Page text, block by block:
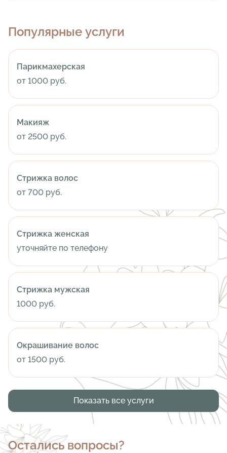
Популярные услуги
Парикмахерская
от 1000 руб.
Макияж
от 2500 руб.
Стрижка волос
от 700 руб.
Стрижка женская
уточняйте по телефону
Стрижка мужская
1000 руб.
Окрашивание волос
от 1500 руб.
Показать все услуги
Остались вопросы?